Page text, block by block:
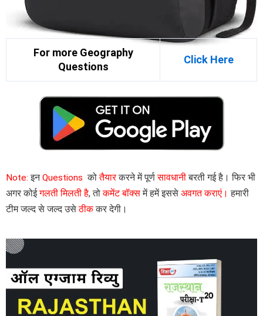
For more Geography
Questions
Click Here
Note: इनQuestions कोतैयारकरने में पूर्णसावधानीबरती गई है। फिर भी
अगर कोईगलती मिलती है, तोकमेंट बॉक्समें हमें इससे अवगत कराएं। हमारी
टीम जल्द से जल्द उसेठीककर देगी।